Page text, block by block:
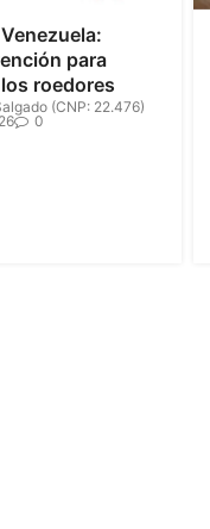
para
roedores
(CNP: 22.476)
0